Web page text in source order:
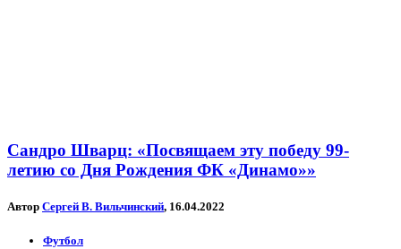
Сандро Шварц: «Посвящаем эту победу 99-
летию со Дня Рождения ФК «Динамо»»
Автор Сергей В. Вильчинский, 16.04.2022
Футбол